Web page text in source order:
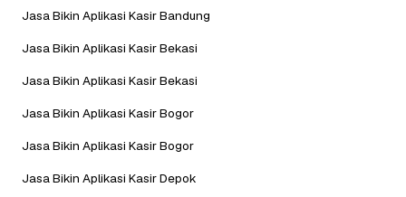
Jasa Bikin Aplikasi Kasir Bandung
Jasa Bikin Aplikasi Kasir Bekasi
Jasa Bikin Aplikasi Kasir Bekasi
Jasa Bikin Aplikasi Kasir Bogor
Jasa Bikin Aplikasi Kasir Bogor
Jasa Bikin Aplikasi Kasir Depok